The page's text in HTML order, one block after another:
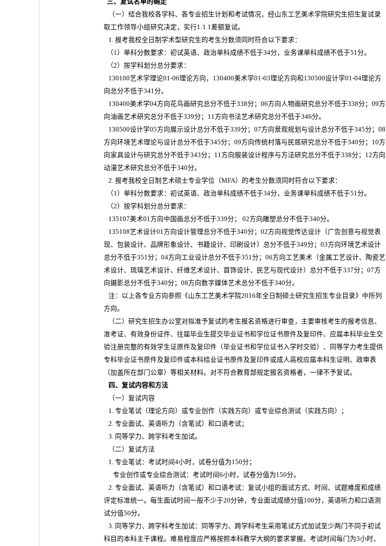
三、复试名单的确定
（一）结合我校各学科、各专业招生计划和考试情况，经山东工艺美术学院研究生招生复试录
取工作领导小组研究决定，实行1:1.1差额复试。
1. 报考我校全日制学术型研究生的考生分数须同时符合以下要求：
（1）单科分数要求：初试英语、政治单科成绩不低于34分，业务课单科成绩不低于51分。
（2）按学科划分总分要求：
130100艺术学理论01-06理论方向，130400美术学01-03理论方向和130500设计学01-04理论方
向总分不低于341分。
130400美术学04方向花鸟画研究总分不低于338分；06方向人物画研究总分不低于338分；09方
向油画艺术研究总分不低于339分；11方向书法艺术研究总分不低于346分。
130500设计学05方向展示设计总分不低于339分；07方向景观规划与设计总分不低于345分；08
方向环境艺术理论与设计总分不低于345分；09方向传统村落与民居研究总分不低于340分；10方
向家具设计与研究总分不低于343分；11方向服装设计程序与方法研究总分不低于338分；12方向
动漫艺术研究总分不低于340分。
2. 报考我校全日制艺术硕士专业学位（MFA）的考生分数须同时符合以下要求：
（1）单科分数要求：初试英语、政治单科成绩不低于34分，业务课单科成绩不低于51分。
（2）按学科划分总分要求：
135107美术01方向中国画总分不低于339分； 02方向雕塑总分不低于340分。
135108艺术设计01方向设计管理总分不低于340分；02方向视觉传达设计（广告创意与视觉表
现、包装设计、品牌形象设计、书籍设计、印刷设计）总分不低于349分；03方向环境艺术设计
总分不低于351分；04方向工业设计总分不低于351分；06方向工艺美术（金属工艺设计、陶瓷艺
术设计、琉璃艺术设计、纤维艺术设计、首饰设计、民艺与现代设计）总分不低于337分；07方
向摄影总分不低于340分；08方向数字媒体艺术总分不低于340分。
注：以上各专业方向参照《山东工艺美术学院2016年全日制硕士研究生招生专业目录》中所列
方向。
（二）研究生招生办公室对拟准予复试的考生报名资格进行审查，主要审核考生的报考信息、
准考证、有效身份证件、往届毕业生提交毕业证书和学位证书原件及复印件、应届本科毕业生交
验注册完整的有效学生证原件及复印件（毕业证书和学位证书入学时交验）、同等学力考生提供
专科毕业证书原件及复印件或本科结业证书原件及复印件或成人高校应届本科生证明、政审表
（加盖所在部门公章）等相关材料。对不符合教育部规定报名资格者，一律不予复试。
四、复试内容和方法
（一）复试内容
1. 专业笔试（理论方向）或专业创作（实践方向）或专业综合测试（实践方向）；
2. 专业面试、英语听力（含笔试）和口语考试；
3. 同等学力、跨学科考生加试。
（二）复试方法
1. 专业笔试：考试时间4小时，试卷分值为150分；
专业创作或专业综合测试：考试时间6小时，试卷分值为150分。
2. 专业面试、英语听力（含笔试）和口语考试：复试小组的面试方式、时间、试题难度和成绩
评定标准统一。每生面试时间一般不少于20分钟，专业面试成绩分值100分，英语听力和口语测
试分值50分。
3. 同等学力、跨学科考生加试：同等学力、跨学科考生采用笔试方式加试至少两门不同于初试
科目的本科主干课程。难易程度应严格按照本科教学大纲的要求掌握。考试时间每门为3小时，